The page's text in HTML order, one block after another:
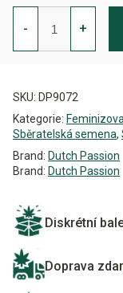
-
Duck
Auto
Feminizovaná
množství
+
SKU: DP9072
Kategorie:
Sběratelská semena,
Brand: Dutch Passion
Brand: Dutch Passion
Diskrétní
Doprava